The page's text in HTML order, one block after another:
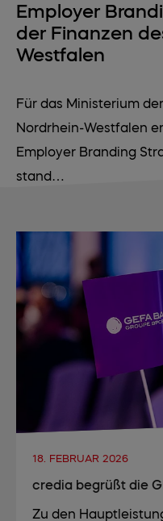
Employer
der Finanzen
Westfalen
Für das Ministerium
Nordrhein-Westfalen
Employer Branding
stand…
18. FEBRUAR 2026
credia begrüßt die
Zu den